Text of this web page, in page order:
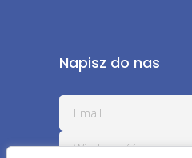
Napisz do nas